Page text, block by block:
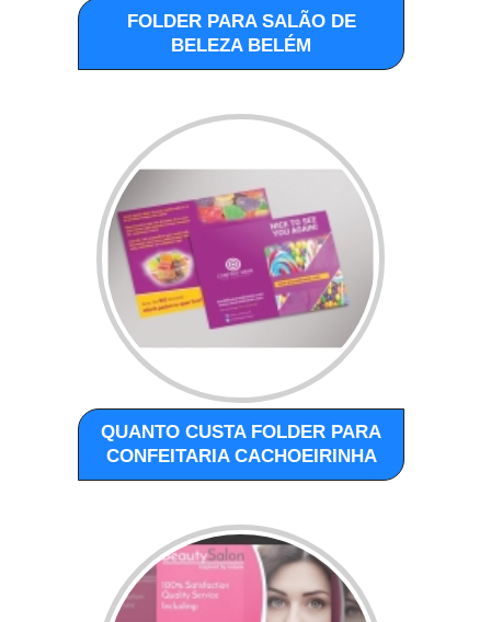
FOLDER PARA SALÃO DE
BELEZA BELÉM
QUANTO CUSTA FOLDER PARA
CONFEITARIA CACHOEIRINHA